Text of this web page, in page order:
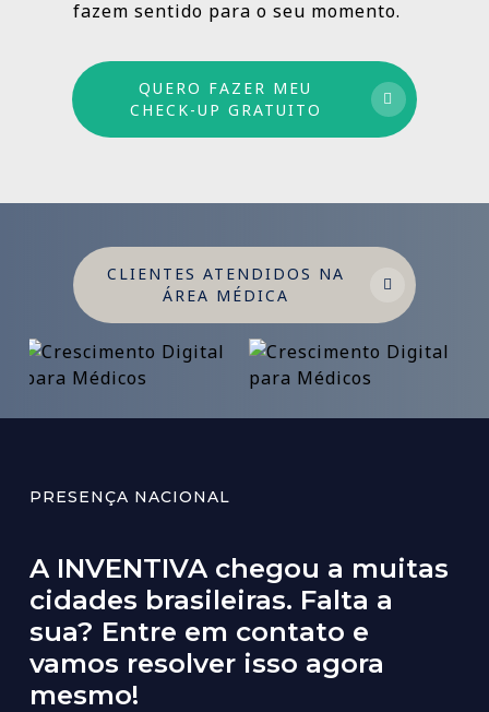
fazem sentido para o seu momento.
QUERO FAZER MEU
CHECK-UP GRATUITO
CLIENTES ATENDIDOS NA
ÁREA MÉDICA
PRESENÇA NACIONAL
A INVENTIVA chegou a muitas
cidades brasileiras. Falta a
sua? Entre em contato e
vamos resolver isso agora
mesmo!